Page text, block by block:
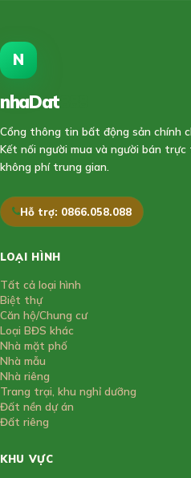
N
nhaDat
Cổng thông tin bất động sản chính
Kết nối người mua và người bán trực
không phí trung gian.
Hỗ trợ: 0866.058.088
LOẠI HÌNH
Tất cả loại hình
Biệt thự
Căn hộ/Chung cư
Loại BĐS khác
Nhà mặt phố
Nhà mẫu
Nhà riêng
Trang trại, khu nghỉ dưỡng
Đất nền dự án
Đất riêng
KHU VỰC